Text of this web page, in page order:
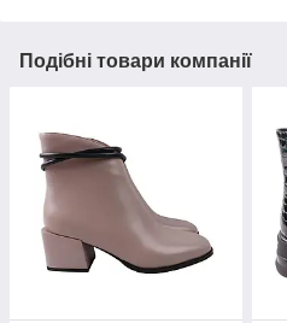
Подібні товари компанії